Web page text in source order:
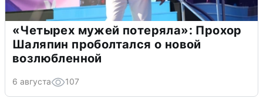
«Четырех мужей потеряла»: Прохор
Шаляпин проболтался о новой
возлюбленной
6 августа 107